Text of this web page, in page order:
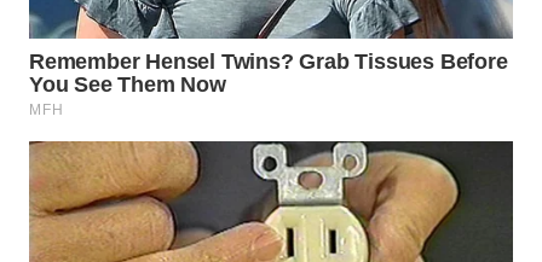
SUMEDANG
WN
CIANJUR
WN
KEPULAUAN
SERIBU